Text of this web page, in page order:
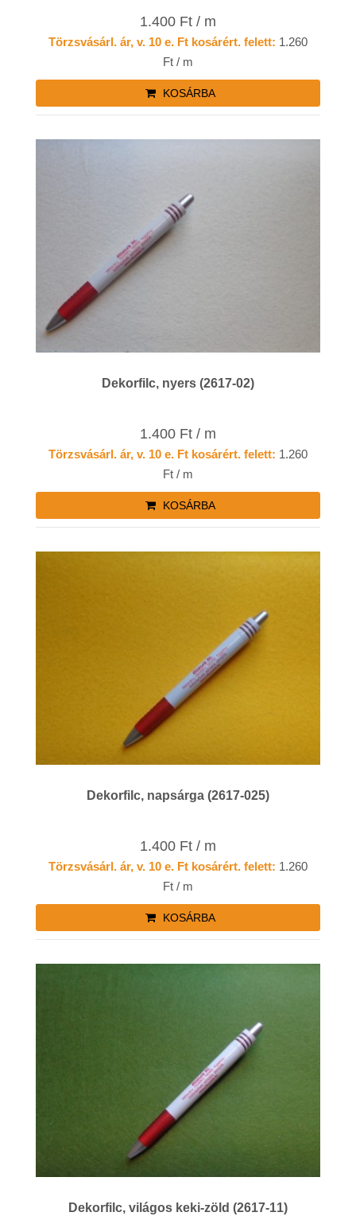
1.400 Ft / m
Törzsvásárl. ár, v. 10 e. Ft kosárért. felett: 1.260
Ft / m
KOSÁRBA
Dekorfilc, nyers (2617-02)
1.400 Ft / m
Törzsvásárl. ár, v. 10 e. Ft kosárért. felett: 1.260
Ft / m
KOSÁRBA
Dekorfilc, napsárga (2617-025)
1.400 Ft / m
Törzsvásárl. ár, v. 10 e. Ft kosárért. felett: 1.260
Ft / m
KOSÁRBA
Dekorfilc, világos keki-zöld (2617-11)